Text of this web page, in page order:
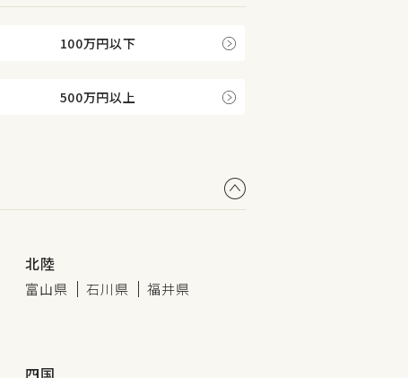
100万円以下
500万円以上
北陸
富山県 石川県 福井県